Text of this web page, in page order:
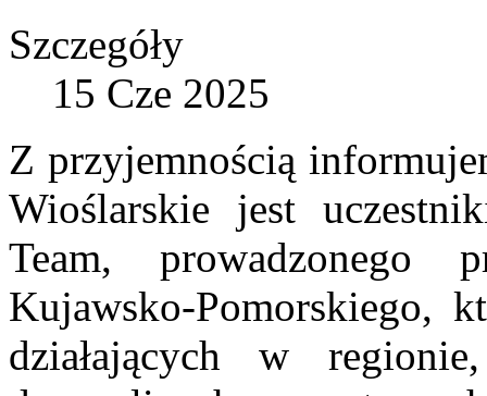
Szczegóły
15 Cze 2025
Z przyjemnością
Wioślarskie jest
Team, prowadzonego
Kujawsko-Pomorskiego,
działających w